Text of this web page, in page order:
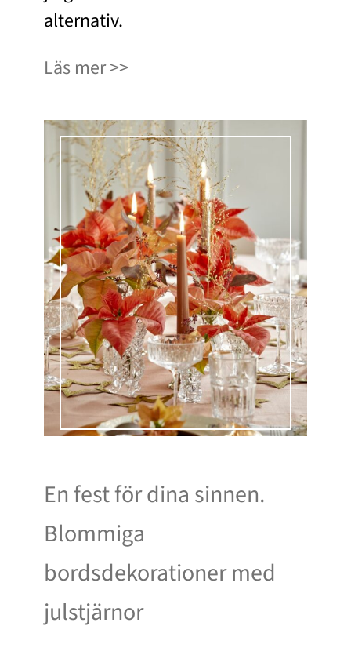
alternativ.
Läs mer
En fest för dina sinnen.
Blommiga
bordsdekorationer med
julstjärnor